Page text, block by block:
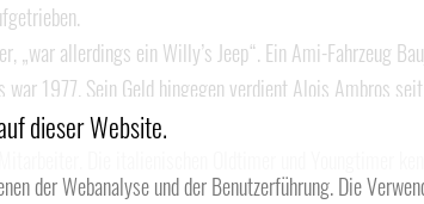
dieser Website.
der Webanalyse und der Benutzerführung. Die
„war allerdings ein Willy’s Jeep“. Ein Ami-Fahrzeug
1977. Sein Geld hingegen verdient Alois Ambros
Die italienischen Oldtimer und Youngtimer